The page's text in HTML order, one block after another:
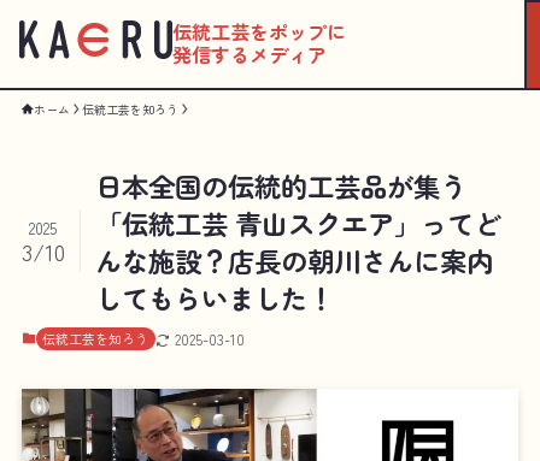
伝統工芸をポップに
発信するメディア
ホーム 伝統工芸を知ろう
日本全国の伝統的工芸品が集う
「伝統工芸 青山スクエア」ってど
んな施設？店長の朝川さんに案内
してもらいました！
2025
3/10
伝統工芸を知ろう 2025-03-10